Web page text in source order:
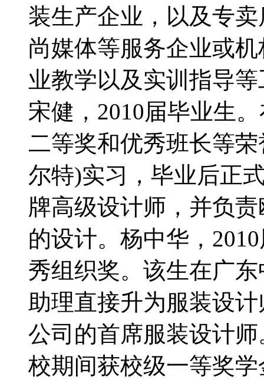
装生产企业，以及专
尚媒体等服务企业或
业教学以及实训指导
宋健，2010届毕业生
二等奖和优秀班长等
尔特)实习，毕业后正
牌高级设计师，并负
的设计。杨中华，
秀组织奖。该生在广
助理直接升为服装设
公司的首席服装设计
校期间获校级一等奖